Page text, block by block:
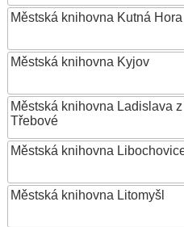
Městská knihovna Kutná Hora
Městská knihovna Kyjov
Městská knihovna Ladislava
Třebové
Městská knihovna
Městská knihovna Litomyšl